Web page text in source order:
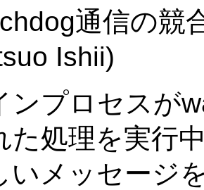
通信の競
Ishii)
ンプロセスが
た処理を実行
いメッセージ